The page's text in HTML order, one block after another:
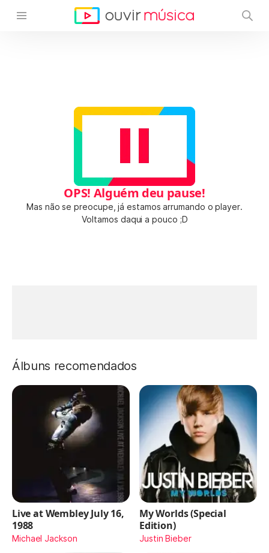
OPS! Alguém deu pause!
Mas não se preocupe, já estamos arrumando o player.
Voltamos daqui a pouco ;D
Álbuns recomendados
Live at Wembley July 16,
1988
Michael Jackson
My Worlds (Special
Edition)
Justin Bieber